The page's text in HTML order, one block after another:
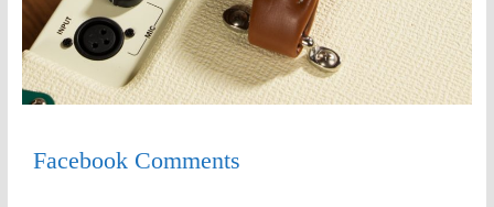
Facebook Comments